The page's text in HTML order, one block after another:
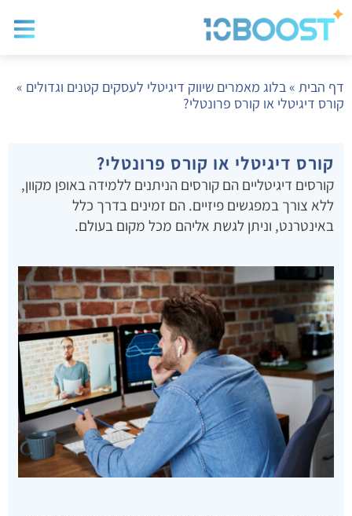
דף הבית »בלוג מאמרים שיווק דיגיטלי לעסקים קטנים וגדולים »
קורס דיגיטלי או קורס פרונטלי?
קורס דיגיטלי או קורס פרונטלי?
קורסים דיגיטליים הם קורסים הניתנים ללמידה באופן מקוון,
ללא צורך במפגשים פיזיים. הם זמינים בדרך כלל
באינטרנט, וניתן לגשת אליהם מכל מקום בעולם.